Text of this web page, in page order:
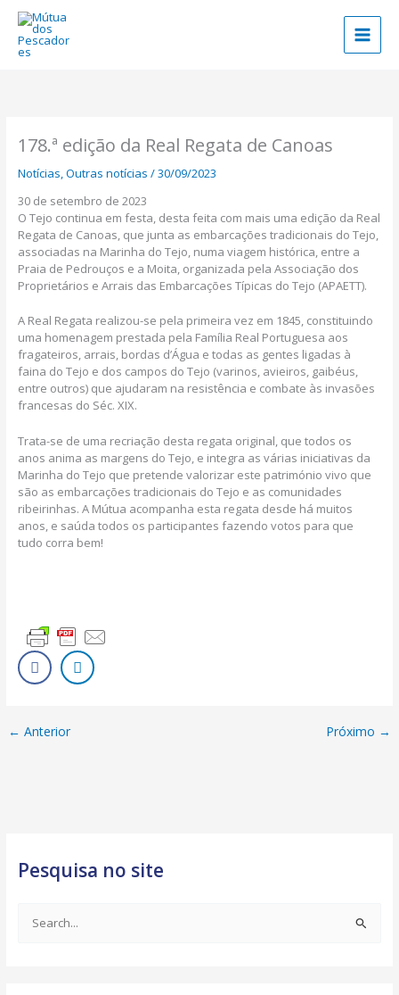
content
178.ª edição da Real Regata de Canoas
Notícias ,Outras notícias /30/09/2023
30 de setembro de 2023
O Tejo continua em festa, desta feita com mais uma edição da Real
Regata de Canoas, que junta as embarcações tradicionais do Tejo,
associadas na Marinha do Tejo, numa viagem histórica, entre a
Praia de Pedrouços e a Moita, organizada pela Associação dos
Proprietários e Arrais das Embarcações Típicas do Tejo (APAETT).
A Real Regata realizou-se pela primeira vez em 1845, constituindo
uma homenagem prestada pela Família Real Portuguesa aos
fragateiros, arrais, bordas d’Água e todas as gentes ligadas à
faina do Tejo e dos campos do Tejo (varinos, avieiros, gaibéus,
entre outros) que ajudaram na resistência e combate às invasões
francesas do Séc. XIX.
Trata-se de uma recriação desta regata original, que todos os
anos anima as margens do Tejo, e integra as várias iniciativas da
Marinha do Tejo que pretende valorizar este património vivo que
são as embarcações tradicionais do Tejo e as comunidades
ribeirinhas. A Mútua acompanha esta regata desde há muitos
anos, e saúda todos os participantes fazendo votos para que
tudo corra bem!
← Anterior Próximo →
Pesquisa no site